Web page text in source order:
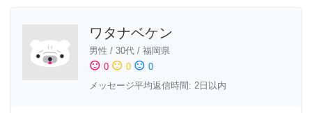
ワタナベケン
男性 / 30代 / 福岡県
sentiment_satisfied 0 sentiment_neutral 0 sentiment_dissatisfied 0
メッセージ平均返信時間: 2日以内